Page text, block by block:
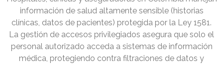
información de salud altamente sensible (historias
clínicas, datos de pacientes) protegida por la Ley 1581.
La gestión de accesos privilegiados asegura que solo el
personal autorizado acceda a sistemas de información
médica, protegiendo contra filtraciones de datos y